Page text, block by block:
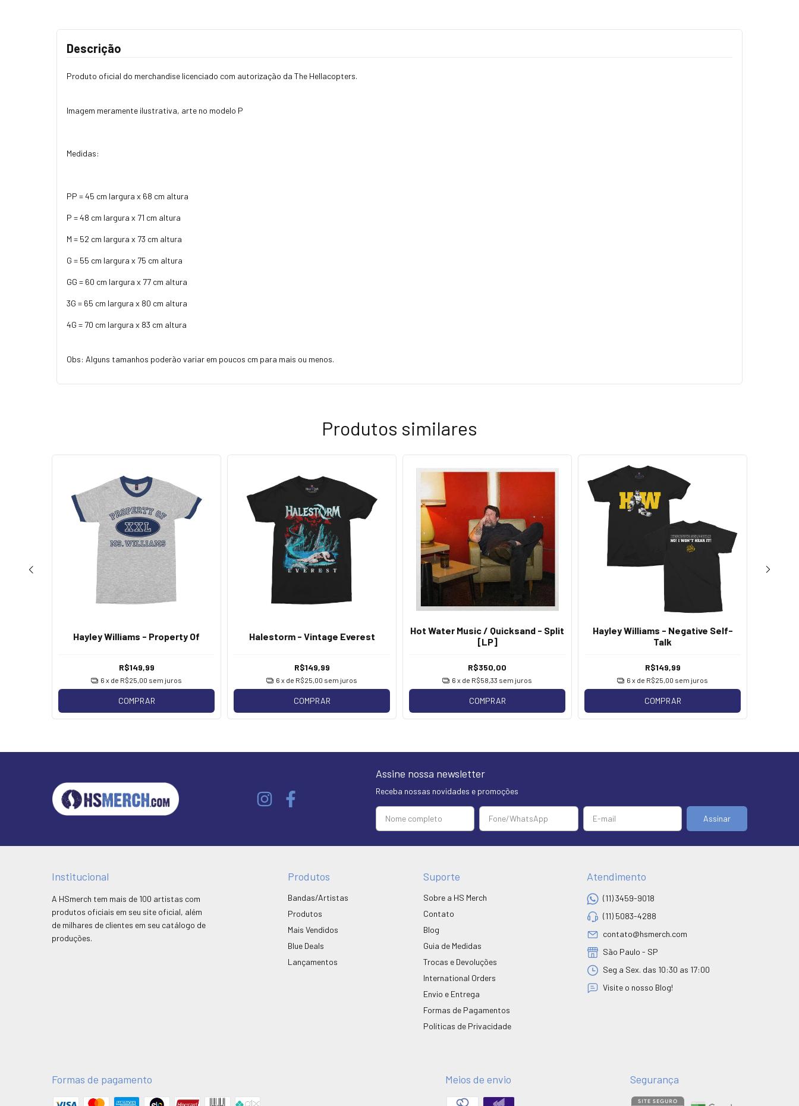
Descrição
Produto oficial do merchandise licenciado com autorização da The Hellacopters.
Imagem meramente ilustrativa, arte no modelo P
Medidas:
PP = 45 cm largura x 68 cm altura
P = 48 cm largura x 71 cm altura
M = 52 cm largura x 73 cm altura
G = 55 cm largura x 75 cm altura
GG = 60 cm largura x 77 cm altura
3G = 65 cm largura x 80 cm altura
4G = 70 cm largura x 83 cm altura
Obs: Alguns tamanhos poderão variar em poucos cm para mais ou menos.
Produtos similares
Hayley Williams - Property Of
R$149,99
6 x de R$25,00 sem juros
COMPRAR
Halestorm - Vintage Everest
R$149,99
6 x de R$25,00 sem juros
COMPRAR
Hot Water Music / Quicksand - Split
[LP]
R$350,00
6 x de R$58,33 sem juros
COMPRAR
Hayley Williams - Negative Self-
Talk
R$149,99
6 x de R$25,00 sem juros
COMPRAR
Assine nossa newsletter
Receba nossas novidades e promoções
Institucional
A HSmerch tem mais de 100 artistas com
produtos oficiais em seu site oficial, além
de milhares de clientes em seu catálogo de
produções.
Produtos
Bandas/Artistas
Produtos
Mais Vendidos
Blue Deals
Lançamentos
Suporte
Sobre a HS Merch
Contato
Blog
Guia de Medidas
Trocas e Devoluções
International Orders
Envio e Entrega
Formas de Pagamentos
Políticas de Privacidade
Atendimento
(11) 3459-9018
(11) 5083-4288
contato@hsmerch.com
São Paulo - SP
Seg a Sex. das 10:30 as 17:00
Visite o nosso Blog!
Formas de pagamento Meios de envio Segurança